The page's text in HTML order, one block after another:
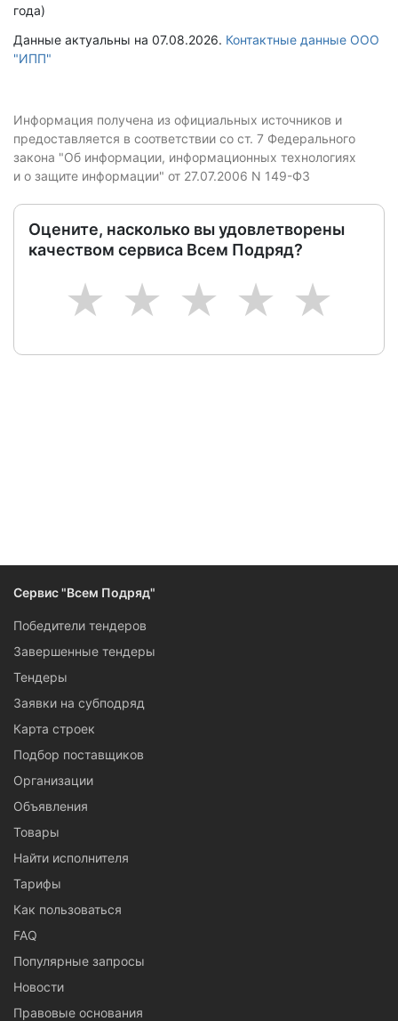
года)
Данные актуальны на 07.08.2026. Контактные данные ООО
"ИПП"
Информация получена из официальных источников и
предоставляется в соответствии со ст. 7 Федерального
закона "Об информации, информационных технологиях
и о защите информации" от 27.07.2006 N 149-ФЗ
Оцените, насколько вы удовлетворены
качеством сервиса Всем Подряд?
5
4
3
2
1
Сервис "Всем Подряд"
Победители тендеров
Завершенные тендеры
Тендеры
Заявки на субподряд
Карта строек
Подбор поставщиков
Организации
Объявления
Товары
Найти исполнителя
Тарифы
Как пользоваться
FAQ
Популярные запросы
Новости
Правовые основания